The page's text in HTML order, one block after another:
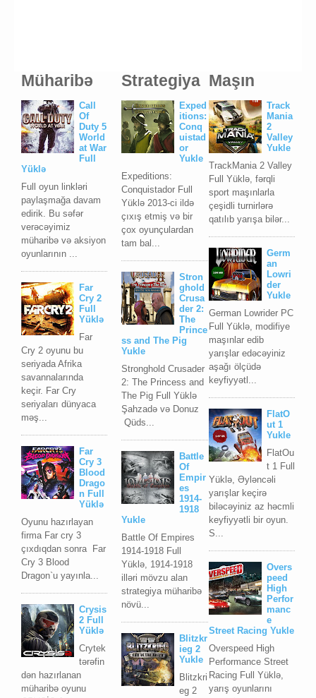
Müharibə
Call
Of
Duty 5
World
at War
Full
Yüklə
Full oyun linkləri
paylaşmağa davam
edirik. Bu səfər
verəcəyimiz
müharibə və aksiyon
oyunlarının ...
Far
Cry 2
Full
Yüklə
Far
Cry 2 oyunu bu
seriyada Afrika
savannalarında
keçir. Far Cry
seriyaları dünyaca
məş...
Far
Cry 3
Blood
Drago
n Full
Yüklə
Oyunu hazırlayan
firma Far cry 3
çıxdıqdan sonra Far
Cry 3 Blood
Dragon`u yayınla...
Crysis
2 Full
Yüklə
Crytek
tərəfin
dən hazırlanan
müharibə oyunu
Maşın
Track
Mania
2
Valley
Yukle
TrackMania 2 Valley
Full Yüklə, fərqli
sport maşınlarla
çeşidli turnirlərə
qatılıb yarışa bilər...
Germ
an
Lowri
der
Yukle
German Lowrider PC
Full Yüklə, modifiye
maşınlar edib
yarışlar edəcəyiniz
aşağı ölçüdə
keyfiyyətl...
FlatO
ut 1
Yukle
FlatOu
t 1 Full
Yüklə, Əyləncəli
yarışlar keçirə
biləcəyiniz az həcmli
keyfiyyətli bir oyun.
S...
Overs
peed
High
Perfor
manc
e
Street Racing Yukle
Overspeed High
Performance Street
Racing Full Yüklə,
yarış oyunlarını
Strategiya
Exped
itions:
Conq
uistad
or
Yukle
Expeditions:
Conquistador Full
Yüklə 2013-ci ildə
çıxış etmiş və bir
çox oyunçulardan
tam bal...
Stron
ghold
Crusa
der 2:
The
Prince
ss and The Pig
Yukle
Stronghold Crusader
2: The Princess and
The Pig Full Yüklə
Şahzadə və Donuz
Qüds...
Battle
Of
Empir
es
1914-
1918
Yukle
Battle Of Empires
1914-1918 Full
Yüklə, 1914-1918
illəri mövzu alan
strategiya müharibə
növü...
Blitzkr
ieg 2
Yukle
Blitzkri
eg 2